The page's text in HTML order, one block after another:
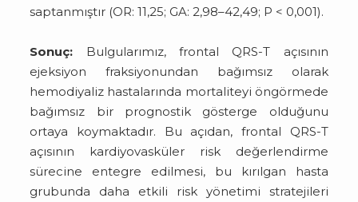
saptanmıştır (OR: 11,25; GA: 2,98–42,49; P < 0,001).
Sonuç: Bulgularımız, frontal QRS-T açısının
ejeksiyon fraksiyonundan bağımsız olarak
hemodiyaliz hastalarında mortaliteyi öngörmede
bağımsız bir prognostik gösterge olduğunu
ortaya koymaktadır. Bu açıdan, frontal QRS-T
açısının kardiyovasküler risk değerlendirme
sürecine entegre edilmesi, bu kırılgan hasta
grubunda daha etkili risk yönetimi stratejileri